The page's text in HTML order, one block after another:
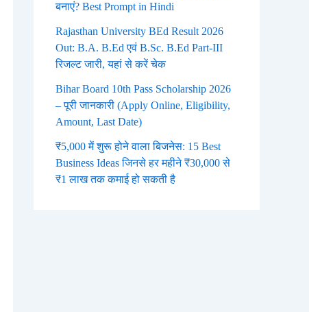
बनाएं? Best Prompt in Hindi
Rajasthan University BEd Result 2026
Out: B.A. B.Ed एवं B.Sc. B.Ed Part-III
रिजल्ट जारी, यहां से करें चेक
Bihar Board 10th Pass Scholarship 2026
– पूरी जानकारी (Apply Online, Eligibility,
Amount, Last Date)
₹5,000 में शुरू होने वाला बिजनेस: 15 Best
Business Ideas जिनसे हर महीने ₹30,000 से
₹1 लाख तक कमाई हो सकती है